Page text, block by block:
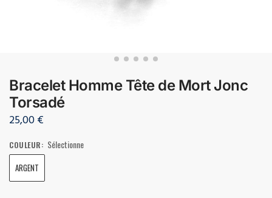
Bracelet Homme Tête de Mort Jonc
Torsadé
25,00€
COULEUR: Sélectionne
ARGENT